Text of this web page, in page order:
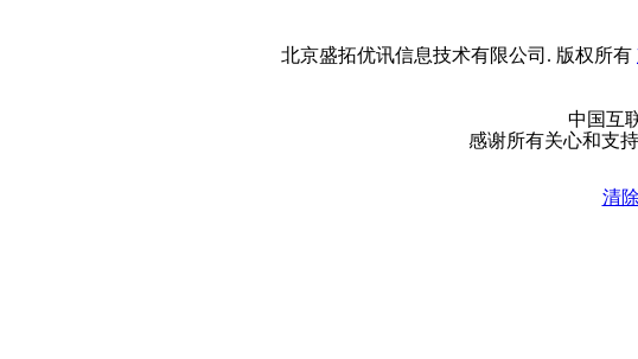
北京盛拓优讯信息技术有限公司. 版权所有
中国互
感谢所有关心和支
清